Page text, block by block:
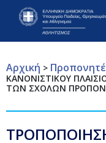
Αρχική >
ΚΑΝΟΝΙΣΤΙΚΟΥ
ΤΩΝ ΣΧΟΛΩΝ